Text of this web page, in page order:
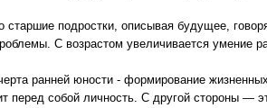
старшие подростки, описывая будущее,
С возрастом увеличивается умение
ранней юности - формирование
перед собой личность. С другой стороны —